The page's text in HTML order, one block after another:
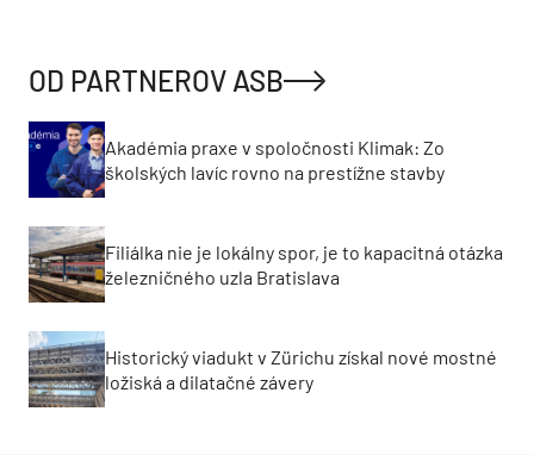
OD PARTNEROV ASB
Akadémia praxe v spoločnosti Klimak: Zo
školských lavíc rovno na prestížne stavby
Filiálka nie je lokálny spor, je to kapacitná otázka
železničného uzla Bratislava
Historický viadukt v Zürichu získal nové mostné
ložiská a dilatačné závery